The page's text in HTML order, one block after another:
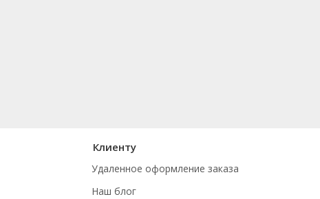
Клиенту
Удаленное оформление заказа
Наш блог